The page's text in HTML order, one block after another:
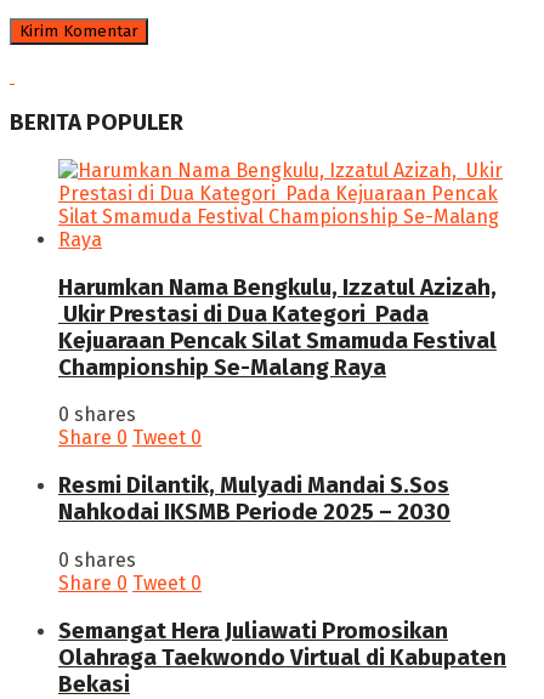
BERITA POPULER
Harumkan Nama Bengkulu, Izzatul Azizah,
Ukir Prestasi di Dua Kategori Pada
Kejuaraan Pencak Silat Smamuda Festival
Championship Se-Malang Raya
0 shares
Share 0 Tweet 0
Resmi Dilantik, Mulyadi Mandai S.Sos
Nahkodai IKSMB Periode 2025 – 2030
0 shares
Share 0 Tweet 0
Semangat Hera Juliawati Promosikan
Olahraga Taekwondo Virtual di Kabupaten
Bekasi